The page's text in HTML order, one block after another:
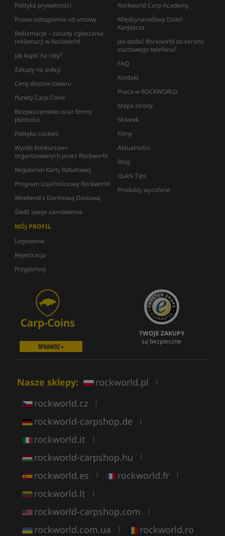
Polityka prywatności
Prawo odstąpienia od umowy
Reklamacje – zasady zgłaszania
reklamacji w Rockworld
Jak kupić na raty?
Zakupy na aukcji
Ceny dostaw towaru
Punkty Carp Coins
Bezpieczeństwo oraz formy
płatności
Polityka cookies
Wyniki Konkursów+
organizowanych przez Rockworld
Regulamin Karty Rabatowej
Program Lojalnościowy Rockworld
Weekend z Darmową Dostawą
Śledź swoje zamówienia
Rockworld Carp Academy
Międzynarodowy Dzień
Karpiarza
Jak dodać Rockworld do ekranu
startowego telefonu?
FAQ
Kontakt
Praca w ROCKWORLD
Mapa strony
Słownik
Filmy
Aktualności
Blog
Quick Tips
Produkty wycofane
MÓJ PROFIL
Logowanie
Rejestracja
Przypomnij
SPRAWDŹ »
TWOJE ZAKUPY
są bezpieczne
Nasze sklepy: rockworld.pl |
rockworld.cz |
rockworld-carpshop.de |
rockworld.it |
rockworld-carpshop.hu |
rockworld.es | rockworld.fr |
rockworld.lt |
rockworld-carpshop.com |
rockworld.com.ua | rockworld.ro